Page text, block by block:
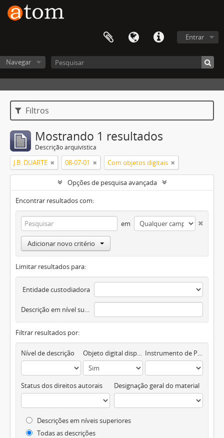
Entrar
Navegar
Filtros
Mostrando 1 resultados
Descrição arquivística
J.B. DUARTE 08-07-01 Com objetos digitais
Opções de pesquisa avançada
Encontrar resultados com:
em
Adicionar novo critério
Limitar resultados para:
Entidade custodiadora
Descrição em nível superior
Filtrar resultados por:
Nível de descrição Objeto digital disponível Instrumento de Pesquisa
Status dos direitos autorais Designação geral do material
Descrições em níveis superiores
Todas as descrições